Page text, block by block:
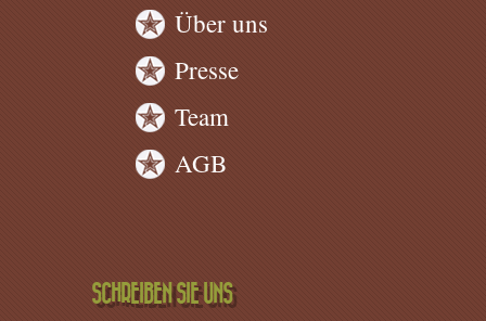
Über uns
Presse
Team
AGB
SCHREIBEN SIE UNS